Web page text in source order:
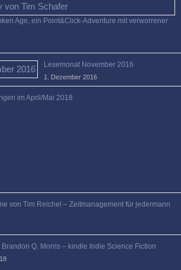
Age, ein Point&Click-Adventure mit verworrener
Lesemonat November 2016
1. Dezember 2016
im April/Mai 2018
von Tim Reichel – Zeitmanagement für jedermann
Q. Morris – kindle Indie Science Fiction